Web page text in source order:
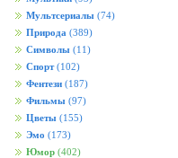
Мультсериалы (74)
Природа (389)
Символы (11)
Спорт (102)
Фентези (187)
Фильмы (97)
Цветы (155)
Эмо (173)
Юмор (402)